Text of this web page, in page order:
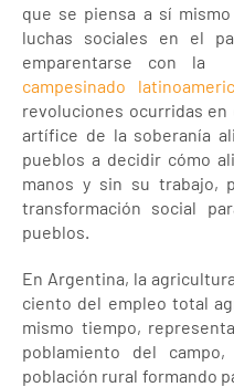
que se piensa a sí
luchas sociales en el
emparentarse con la
campesinado
revoluciones ocurridas
artífice de la soberanía
pueblos a decidir cómo
manos y sin su trabajo,
transformación social
pueblos.
En Argentina, la
ciento del empleo total
mismo tiempo,
poblamiento del
población rural formando